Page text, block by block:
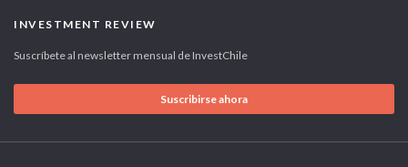
INVESTMENT REVIEW
Suscríbete al newsletter mensual de InvestChile
Suscribirse ahora